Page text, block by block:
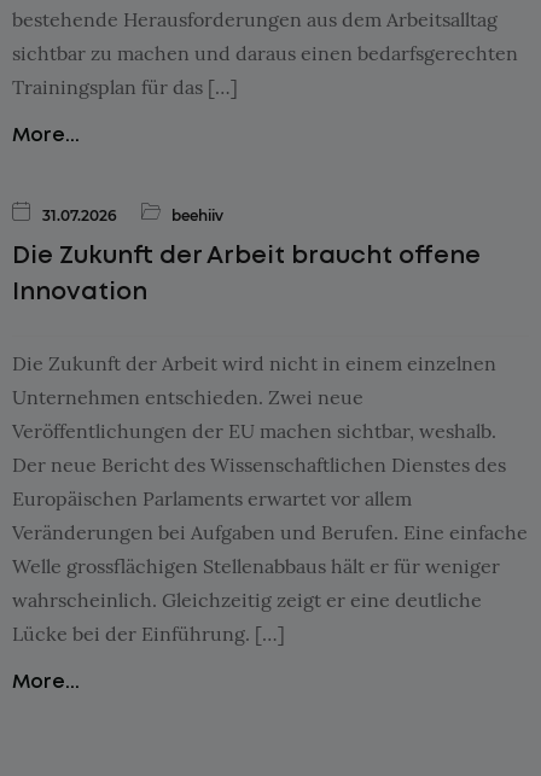
bestehende Herausforderungen aus dem Arbeitsalltag
sichtbar zu machen und daraus einen bedarfsgerechten
Trainingsplan für das […]
More...
31.07.2026 beehiiv
Die Zukunft der Arbeit braucht offene
Innovation
Die Zukunft der Arbeit wird nicht in einem einzelnen
Unternehmen entschieden. Zwei neue
Veröffentlichungen der EU machen sichtbar, weshalb.
Der neue Bericht des Wissenschaftlichen Dienstes des
Europäischen Parlaments erwartet vor allem
Veränderungen bei Aufgaben und Berufen. Eine einfache
Welle grossflächigen Stellenabbaus hält er für weniger
wahrscheinlich. Gleichzeitig zeigt er eine deutliche
Lücke bei der Einführung. […]
More...